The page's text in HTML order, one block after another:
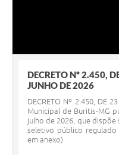
DECRETO Nº 2.450,
JUNHO DE 2026
DECRETO Nº 2.450, DE
Municipal de Buritis-MG
julho de 2026, que
seletivo público
em anexo).